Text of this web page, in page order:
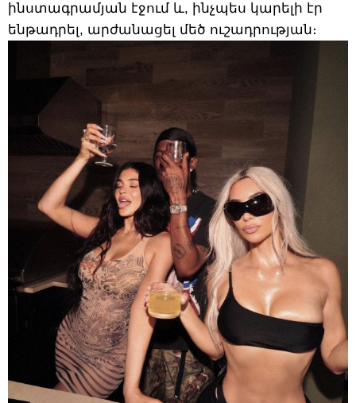
ինստագրամյան էջում և, ինչպես կարելի էր
ենթադրել, արժանացել մեծ ուշադրության։